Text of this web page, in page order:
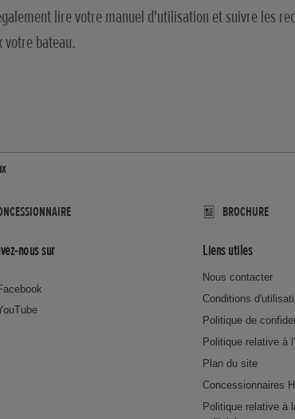
lire votre manuel d'utilisation et suivre les
bateau.
BROCHURE
nous sur Liens utiles
Nous contacter
Conditions
Politique de
Politique relative à
Plan du site
Concessionnaires
Politique relative à